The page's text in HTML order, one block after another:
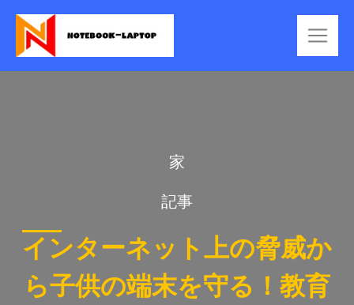
家
記事
インターネット上の脅威か
ら子供の端末を守る！教育